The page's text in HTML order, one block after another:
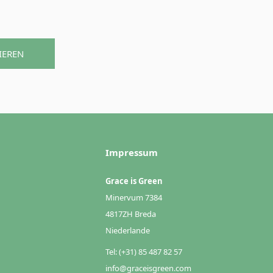
Impressum
Grace is Green
Minervum 7384
4817ZH Breda
Niederlande
Tel: (+31) 85 487 82 57
info@graceisgreen.com